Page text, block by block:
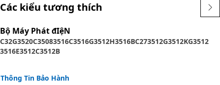
Các kiểu tương thích
Bộ Máy Phát đIệN
C32G3520C35083516C3516G3512H3516BC273512G3512KG3512
3516E3512C3512B
Thông Tin Bảo Hành